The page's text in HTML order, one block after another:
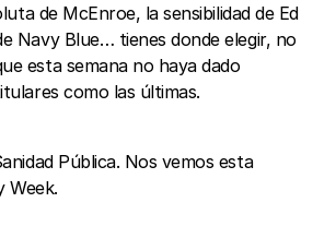
de McEnroe, la sensibilidad de Ed
Navy Blue… tienes donde elegir, no
esta semana no haya dado
como las últimas.
Pública. Nos vemos esta
Week.